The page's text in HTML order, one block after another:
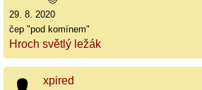
29. 8. 2020
čep "pod komínem"
Hroch světlý ležák
xpired